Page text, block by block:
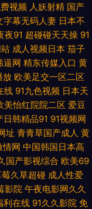
在线直播 五月天婷婷色
力麻豆影院 国内自拍97
少妇后入中出 午夜小
A片网 老司机123AV 青
洲资源总站 东京色视频
色婷婷成人网址 亚洲变
国内精品夜夜操 另类
视频 人妖射精 国产
字幕无码人妻 日本不
夜91 超碰碰天天操 91
成人视频日本 茄子
逼网 精东传媒入口 黄
放 欧美足交一区二区
线 91九色视频 日本天
美怡红院院二区 爱豆
日韩精品91 91视频网
址 青青草国产成人 黄
情网 中国韩国日本高
国产影视综合 欧美69
莓久草超碰 成人性爱
影院 午夜电影网久久
利在线 91久久影院 免